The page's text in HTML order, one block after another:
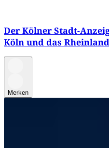
Der Kölner Stadt-
Köln und das Rheinland
Merken